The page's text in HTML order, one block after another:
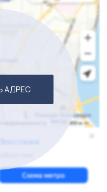
действующая
обеспечивает удобный
Все объекты
что
работу базы.
находятся в
договоры,
объектов для
АДРЕС